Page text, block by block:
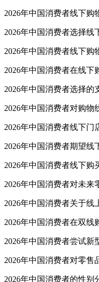
2026年中国消费者线下购
2026年中国消费者选择线
2026年中国消费者线下购
2026年中国消费者在线下
2026年中国消费者选择的
2026年中国消费者对购物
2026年中国消费者线下门
2026年中国消费者期望线
2026年中国消费者线下购
2026年中国消费者对未来
2026年中国消费者关于线
2026年中国消费者在双线
2026年中国消费者尝试新
2026年中国消费者对零售
2026年中国消费者的性别